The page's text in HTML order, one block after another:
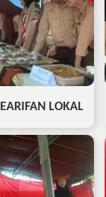
LOKAL